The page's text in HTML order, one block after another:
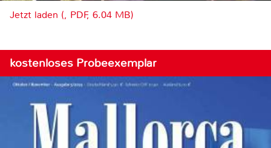
Jetzt laden (, PDF, 6.04 MB)
kostenloses Probeexemplar